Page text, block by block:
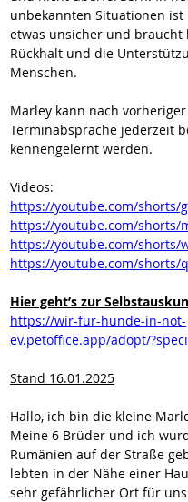
unbekannten Situationen ist
etwas unsicher und braucht
Rückhalt und die
Menschen.
Marley kann nach vorheriger
Terminabsprache jederzeit
kennengelernt werden.
Videos:
https://youtube.com/shorts/
https://youtube.com/shorts/
https://youtube.com/shorts/
https://youtube.com/shorts/
Hier geht’s zur
https://wir-fur-hunde-in-not-
ev.petoffice.app/adopt/
Stand 16.01.2025
Hallo, ich bin die kleine
Meine 6 Brüder und ich
Rumänien auf der Straße
lebten in der Nähe einer
sehr gefährlicher Ort für